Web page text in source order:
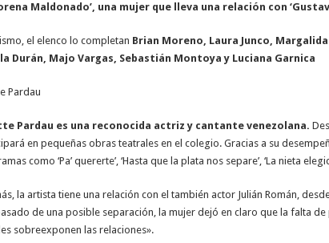
Maldonado’, una mujer que lleva una relación con
el elenco lo completan Brian Moreno, Laura Junco,
Durán, Majo Vargas, Sebastián Montoya y Luciana Garnica
Pardau
Pardau es una reconocida actriz y cantante venezolana.
en pequeñas obras teatrales en el colegio. Gracias a su
como ‘Pa’ quererte’, ‘Hasta que la plata nos separe’, ‘La nieta
la artista tiene una relación con el también actor Julián Román,
de una posible separación, la mujer dejó en claro que la falta
sobreexponen las relaciones».